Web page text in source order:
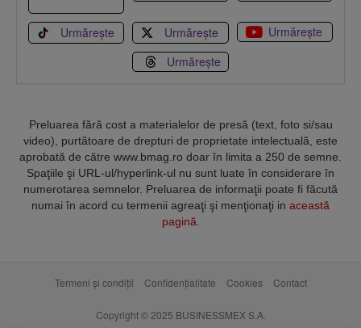
Urmărește Urmărește
Urmărește
Urmărește
Preluarea fără cost a materialelor de presă (text, foto si/sau
video), purtătoare de drepturi de proprietate intelectuală, este
aprobată de către www.bmag.ro doar în limita a 250 de semne.
Spaţiile şi URL-ul/hyperlink-ul nu sunt luate în considerare în
numerotarea semnelor. Preluarea de informaţii poate fi făcută
numai în acord cu termenii agreaţi şi menţionaţi in această
pagină.
Termeni și condiții Confidențialitate Cookies Contact
Copyright © 2025 BUSINESSMEX S.A.